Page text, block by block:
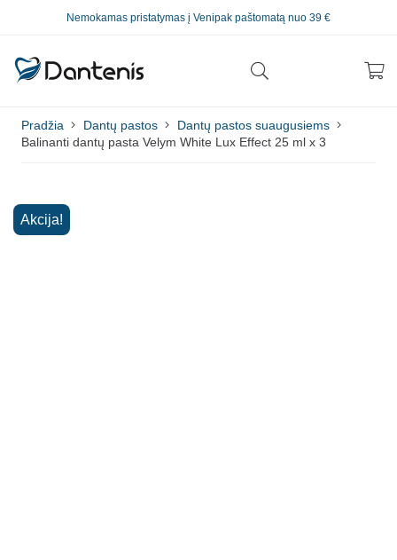
Nemokamas pristatymas į Venipak paštomatą nuo 39 €
Pradžia Dantų pastos
Dantų pastos suaugusiems
Balinanti dantų pasta Velym White Lux Effect 25 ml x 3
Akcija!